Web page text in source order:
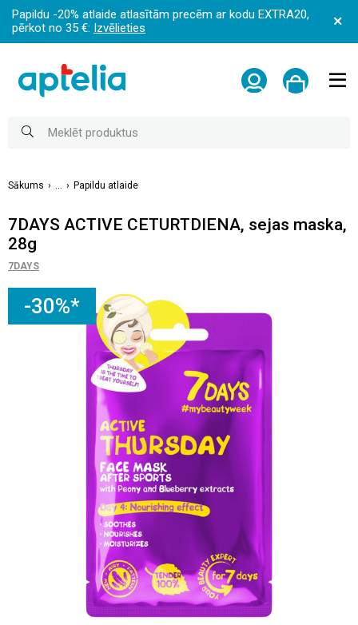
Papildu -20% atlaide atlasītām precēm ar kodu EXTRA20,
pērkot no 35 €: Izvēlieties
Sākums Papildu atlaide
7DAYS ACTIVE CETURTDIENA, sejas maska,
28g
7DAYS
-30%*